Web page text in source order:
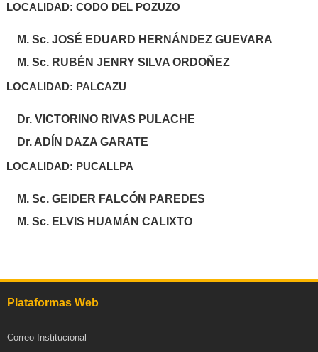
LOCALIDAD: CODO DEL POZUZO
M. Sc. JOSÉ EDUARD HERNÁNDEZ GUEVARA
M. Sc. RUBÉN JENRY SILVA ORDOÑEZ
LOCALIDAD: PALCAZU
Dr. VICTORINO RIVAS PULACHE
Dr. ADÍN DAZA GARATE
LOCALIDAD: PUCALLPA
M. Sc. GEIDER FALCÓN PAREDES
M. Sc. ELVIS HUAMÁN CALIXTO
Plataformas Web
Correo Institucional